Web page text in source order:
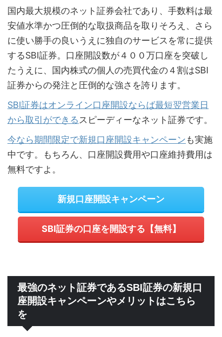
国内最大規模のネット証券会社であり、手数料は最
安値水準かつ圧倒的な取扱商品を取りそろえ、さら
に使い勝手の良いうえに独自のサービスを常に提供
するSBI証券。口座開設数が４００万口座を突破し
たうえに、国内株式の個人の売買代金の４割はSBI
証券からの発注と圧倒的な強さを誇ります。
SBI証券はオンライン口座開設ならば最短翌営業日
から取引ができるスピーディーなネット証券です。
今なら期間限定で新規口座開設キャンペーンも実施
中です。もちろん、口座開設費用や口座維持費用は
無料ですよ。
新規口座開設キャンペーン
SBI証券の口座を開設する【無料】
最強のネット証券であるSBI証券の新規口
座開設キャンペーンやメリットはこちら
を